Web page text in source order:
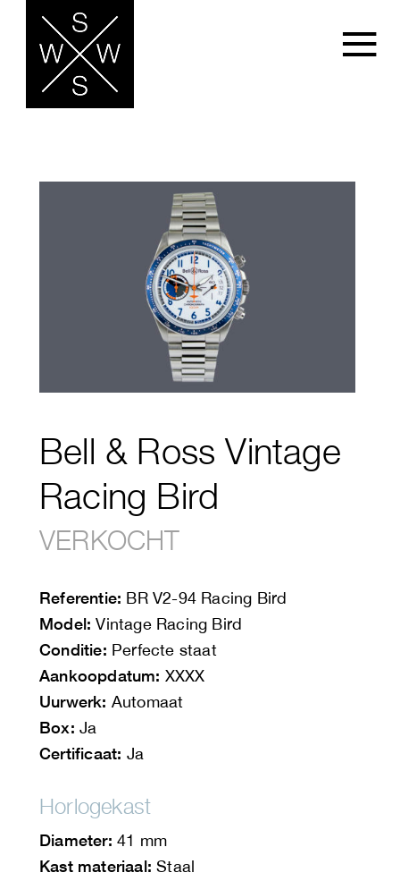
Bell & Ross Vintage
Racing Bird
VERKOCHT
Referentie: BR V2-94 Racing Bird
Model: Vintage Racing Bird
Conditie: Perfecte staat
Aankoopdatum: XXXX
Uurwerk: Automaat
Box: Ja
Certificaat: Ja
Horlogekast
Diameter: 41 mm
Kast materiaal: Staal